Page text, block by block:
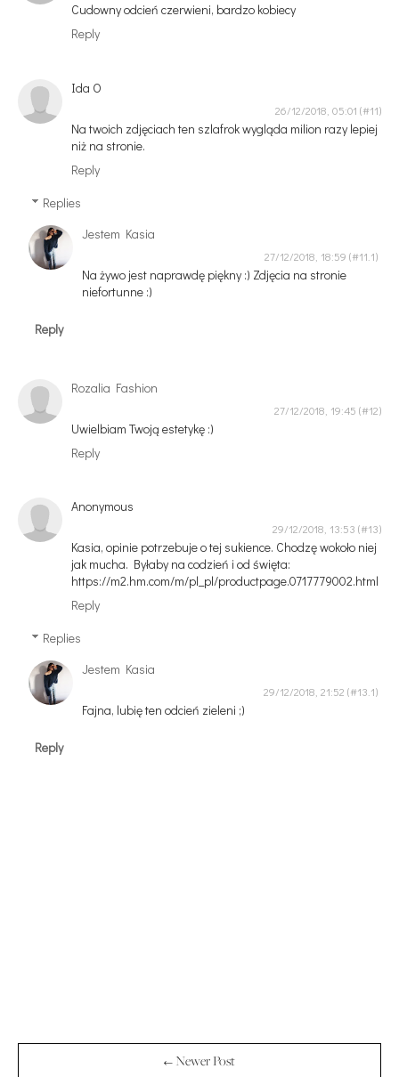
Cudowny odcień czerwieni, bardzo kobiecy
Reply
Ida O
26/12/2018, 05:01
Na twoich zdjęciach ten szlafrok wygląda milion razy lepiej
niż na stronie.
Reply
Replies
Jestem Kasia
27/12/2018, 18:59
Na żywo jest naprawdę piękny :) Zdjęcia na stronie
niefortunne :)
Reply
Rozalia Fashion
27/12/2018, 19:45
Uwielbiam Twoją estetykę :)
Reply
Anonymous
29/12/2018, 13:53
Kasia, opinie potrzebuje o tej sukience. Chodzę wokoło niej
jak mucha. Byłaby na codzień i od święta:
https://m2.hm.com/m/pl_pl/productpage.0717779002.html
Reply
Replies
Jestem Kasia
29/12/2018, 21:52
Fajna, lubię ten odcień zieleni ;)
Reply
← Newer Post